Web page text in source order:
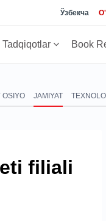
Ўзбекча
Tadqiqotlar Book
OSIYO JAMIYAT
filiali